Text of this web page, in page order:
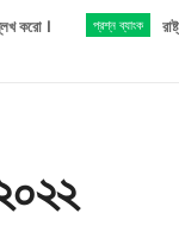
প্রশ্ন ব্যাংক রাষ্ট্র বিজ্ঞান